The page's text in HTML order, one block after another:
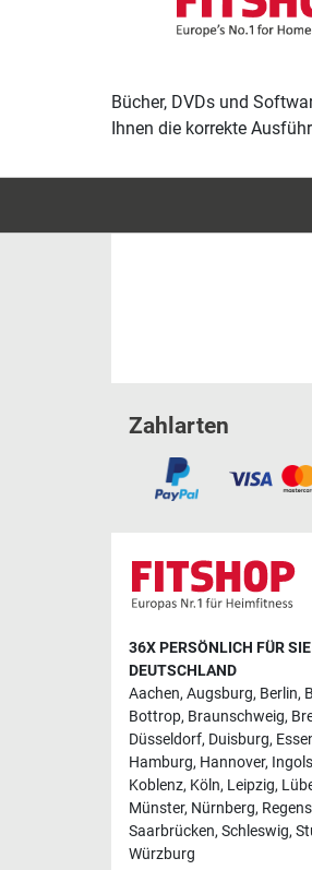
Bücher, DVDs und
Ihnen die korrekte
Zahlarten
36X PERSÖNLICH FÜR
DEUTSCHLAND
Aachen, Augsburg, Berlin,
Bottrop, Braunschweig,
Düsseldorf, Duisburg,
Hamburg, Hannover,
Koblenz, Köln, Leipzig,
Münster, Nürnberg,
Saarbrücken, Schleswig,
Würzburg